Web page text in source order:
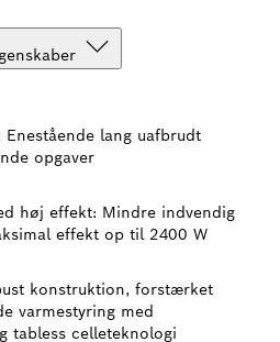
Enestående lang uafbrudt
opgaver
høj effekt: Mindre indvendig
effekt op til 2400 W
konstruktion, forstærket
varmestyring med
tabless celleteknologi